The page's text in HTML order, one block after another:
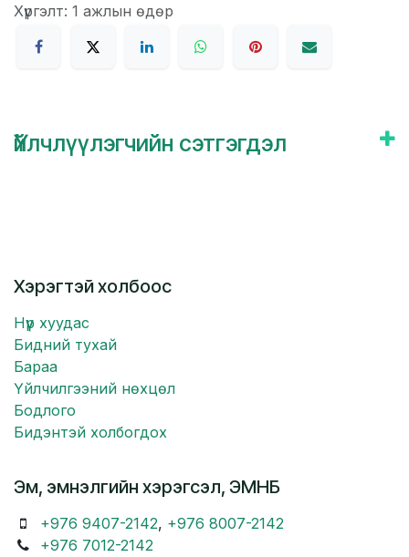
Хүргэлт: 1 ажлын өдөр
Үйлчлүүлэгчийн сэтгэгдэл
Хэрэгтэй холбоос
Нүүр хуудас
Бидний тухай
Бараа
Үйлчилгээний нөхцөл
Бодлого
Бидэнтэй холбогдох
Эм, эмнэлгийн хэрэгсэл, ЭМНБ
+976 9407-2142, +976 8007-2142
+976 7012-2142